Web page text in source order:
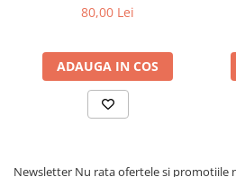
80,00 Lei
ADAUGA IN COS
Newsletter Nu rata ofertele si promotiile